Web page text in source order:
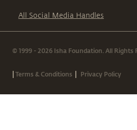
All Social Media Handles
© 1999 - 2026 Isha Foundation. All Rights
|Terms & Conditions | Privacy Policy